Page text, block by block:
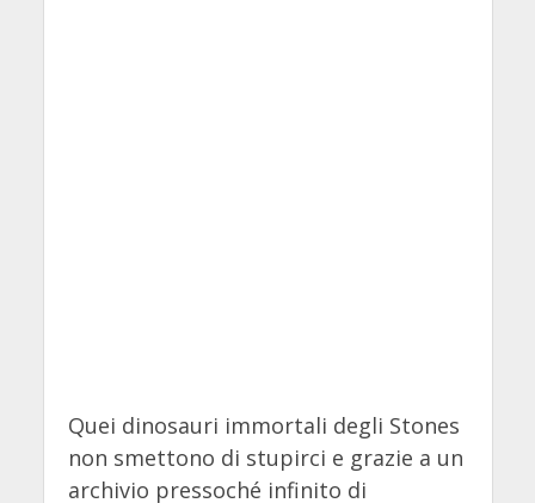
Quei dinosauri immortali degli Stones
non smettono di stupirci e grazie a un
archivio pressoché infinito di